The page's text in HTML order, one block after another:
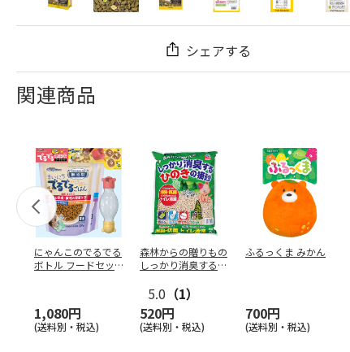
シェアする
関連商品
にゃんこのでるでる
ボトル フードセッ
1,080円
(送料別・税込)
森林からの贈りもの
しっかり消臭するひ
5.0 （1）
520円
(送料別・税込)
ふるっくま みかん
700円
(送料別・税込)